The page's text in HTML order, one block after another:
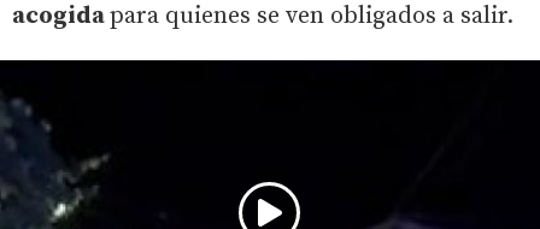
acogidapara quienes se ven obligados a salir.